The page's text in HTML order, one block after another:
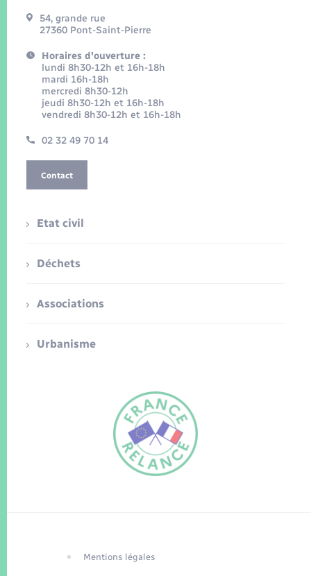
54, grande rue
27360 Pont-Saint-Pierre
Horaires d'ouverture :
lundi 8h30-12h et 16h-18h
mardi 16h-18h
mercredi 8h30-12h
jeudi 8h30-12h et 16h-18h
vendredi 8h30-12h et 16h-18h
02 32 49 70 14
Contact
Etat civil
Déchets
Associations
Urbanisme
Mentions légales